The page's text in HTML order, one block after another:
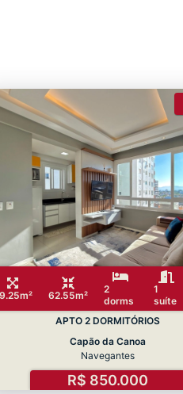
62.55m²
2
dorms
1
suíte
APTO 2 DORMITÓRIOS
Capão da Canoa
Navegantes
R$ 850.000